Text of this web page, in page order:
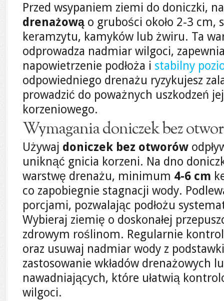
Przed wsypaniem ziemi do doniczki,
drenażową o grubości około 2-3 cm,
keramzytu, kamyków lub żwiru. Ta
odprowadza nadmiar wilgoci,
napowietrzenie podłoża i stabilny
odpowiedniego drenażu ryzykujesz
prowadzić do poważnych uszkodzeń
korzeniowego.
Wymagania doniczek bez
Używaj doniczek bez otworów
uniknąć gnicia korzeni. Na dno
warstwę drenażu, minimum 4-6 cm
co zapobiegnie stagnacji wody.
porcjami, pozwalając podłożu
Wybieraj ziemię o doskonałej
zdrowym roślinom. Regularnie
oraz usuwaj nadmiar wody z
zastosowanie wkładów drenażowych
nawadniających, które ułatwią
wilgoci.